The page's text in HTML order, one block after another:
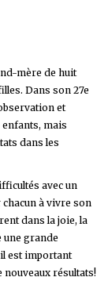
mère de huit
Dans son 27e
et
mais
dans les
avec un
chacun à vivre son
dans la joie, la
une grande
est important
résultats!